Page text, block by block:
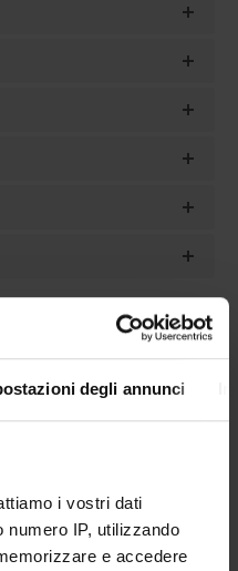
degli annunci
i vostri dati
numero IP, utilizzando
e accedere